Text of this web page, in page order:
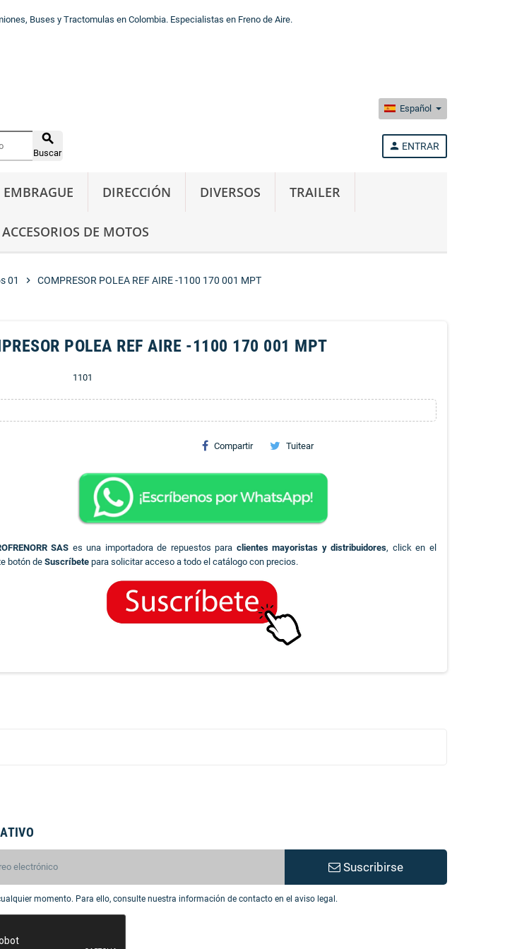
Buses y Tractomulas en Colombia. Especialistas en Freno de Aire.
Español

Buscar
person ENTRAR
EMBRAGUE DIRECCIÓN DIVERSOS TRAILER
ACCESORIOS DE MOTOS
01 chevron_right COMPRESOR POLEA REF AIRE -1100 170 001 MPT
POLEA REF AIRE -1100 170 001 MPT
1101
Compartir Tuitear
SAS es una importadora de repuestos para clientes mayoristas y distribuidores, click en el
botón deSuscríbetepara solicitar acceso a todo el catálogo con precios.
Suscribirse
momento. Para ello, consulte nuestra información de contacto en el aviso legal.